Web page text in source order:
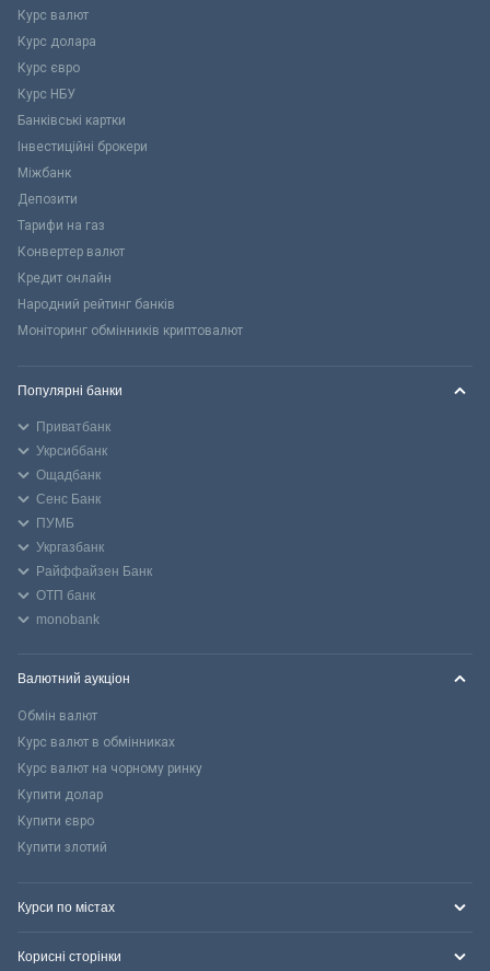
Курс валют
Курс долара
Курс євро
Курс НБУ
Банківські картки
Інвестиційні брокери
Міжбанк
Депозити
Тарифи на газ
Конвертер валют
Кредит онлайн
Народний рейтинг банків
Моніторинг обмінників криптовалют
Популярні банки
Приватбанк
Укрсиббанк
Ощадбанк
Сенс Банк
ПУМБ
Укргазбанк
Райффайзен Банк
ОТП банк
monobank
Валютний аукціон
Обмін валют
Курс валют в обмінниках
Курс валют на чорному ринку
Купити долар
Купити євро
Купити злотий
Курси по містах
Корисні сторінки